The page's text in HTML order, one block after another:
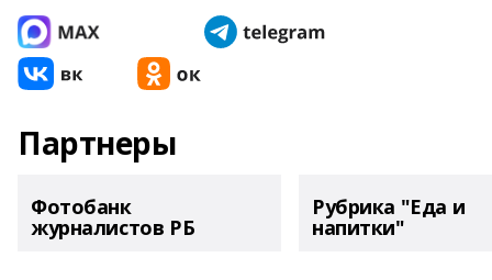
Партнеры
Фотобанк
журналистов РБ
Рубрика "Еда и
напитки"